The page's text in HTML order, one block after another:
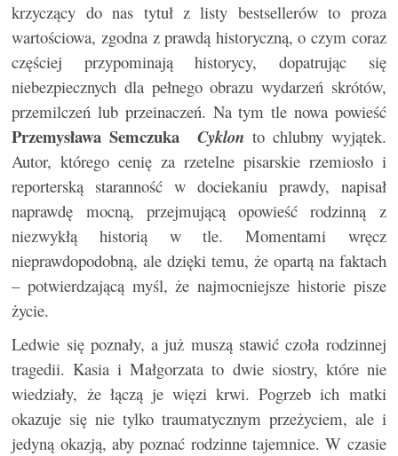
krzyczący do nas tytuł z listy bestsellerów to proza
wartościowa, zgodna z prawdą historyczną, o czym coraz
częściej przypominają historycy, dopatrując się
niebezpiecznych dla pełnego obrazu wydarzeń skrótów,
przemilczeń lub przeinaczeń. Na tym tle nowa powieść
Przemysława Semczuka Cyklon to chlubny wyjątek.
Autor, którego cenię za rzetelne pisarskie rzemiosło i
reporterską staranność w dociekaniu prawdy, napisał
naprawdę mocną, przejmującą opowieść rodzinną z
niezwykłą historią w tle. Momentami wręcz
nieprawdopodobną, ale dzięki temu, że opartą na faktach
– potwierdzającą myśl, że najmocniejsze historie pisze
życie.
Ledwie się poznały, a już muszą stawić czoła rodzinnej
tragedii. Kasia i Małgorzata to dwie siostry, które nie
wiedziały, że łączą je więzi krwi. Pogrzeb ich matki
okazuje się nie tylko traumatycznym przeżyciem, ale i
jedyną okazją, aby poznać rodzinne tajemnice. W czasie